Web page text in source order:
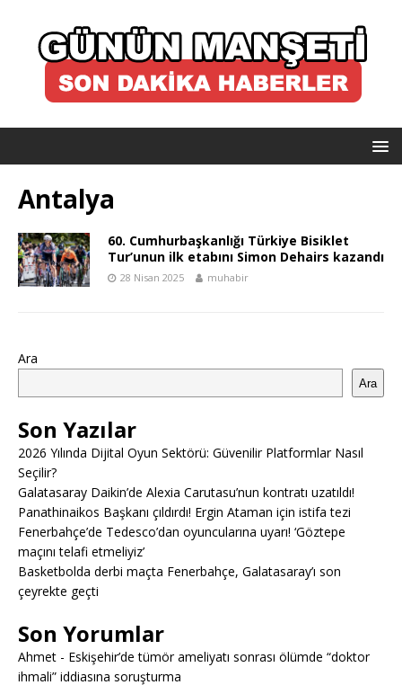
Antalya
60. Cumhurbaşkanlığı Türkiye Bisiklet
Tur’unun ilk etabını Simon Dehairs kazandı
28 Nisan 2025 muhabir
Ara
Ara
Son Yazılar
2026 Yılında Dijital Oyun Sektörü: Güvenilir Platformlar Nasıl
Seçilir?
Galatasaray Daikin’de Alexia Carutasu’nun kontratı uzatıldı!
Panathinaikos Başkanı çıldırdı! Ergin Ataman için istifa tezi
Fenerbahçe’de Tedesco’dan oyuncularına uyarı! ‘Göztepe
maçını telafi etmeliyiz’
Basketbolda derbi maçta Fenerbahçe, Galatasaray’ı son
çeyrekte geçti
Son Yorumlar
Ahmet - Eskişehir’de tümör ameliyatı sonrası ölümde “doktor
ihmali” iddiasına soruşturma